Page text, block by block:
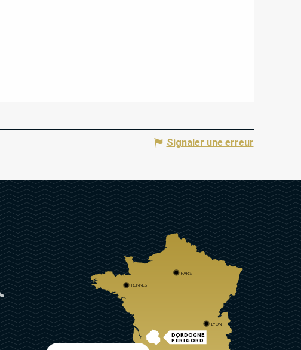
Signaler une erreur
DORDOGNE
PÉRIGORD
PARIS
RENNES
LYON